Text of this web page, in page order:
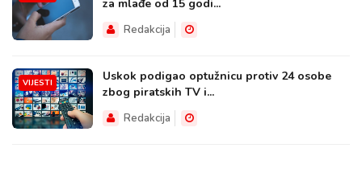
za mlađe od 15 godi...
Redakcija
VIJESTI
Uskok podigao optužnicu protiv 24 osobe
zbog piratskih TV i...
Redakcija